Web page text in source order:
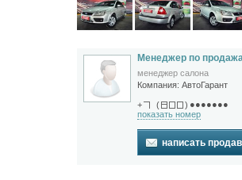
Менеджер по
менеджер салона
Компания: АвтоГарант
+ ( ) ●●●●●●●
показать номер
написать